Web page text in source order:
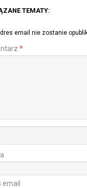
TEMATY:
email nie zostanie
*
email